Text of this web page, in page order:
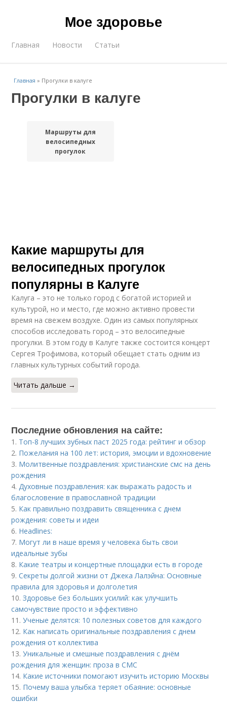
Мое здоровье
Главная Новости Статьи
Главная » Прогулки в калуге
Прогулки в калуге
Маршруты для
велосипедных
прогулок
Какие маршруты для
велосипедных прогулок
популярны в Калуге
Калуга – это не только город с богатой историей и
культурой, но и место, где можно активно провести
время на свежем воздухе. Один из самых популярных
способов исследовать город – это велосипедные
прогулки. В этом году в Калуге также состоится концерт
Сергея Трофимова, который обещает стать одним из
главных культурных событий города.
Читать дальше →
Последние обновления на сайте:
1. Топ-8 лучших зубных паст 2025 года: рейтинг и обзор
2. Пожелания на 100 лет: история, эмоции и вдохновение
3. Молитвенные поздравления: христианские смс на день
рождения
4.Духовные поздравления: как выражать радость и
благословение в православной традиции
5. Как правильно поздравить священника с днем
рождения: советы и идеи
6. Headlines:
7. Могут ли в наше время у человека быть свои
идеальные зубы
8. Какие театры и концертные площадки есть в городе
9.Секреты долгой жизни от Джека Лалэйна: Основные
правила для здоровья и долголетия
10.Здоровье без больших усилий: как улучшить
самочувствие просто и эффективно
11.Ученые делятся: 10 полезных советов для каждого
12. Как написать оригинальные поздравления с днем
рождения от коллектива
13.Уникальные и смешные поздравления с днём
рождения для женщин: проза в СМС
14. Какие источники помогают изучить историю Москвы
15. Почему ваша улыбка теряет обаяние: основные
ошибки